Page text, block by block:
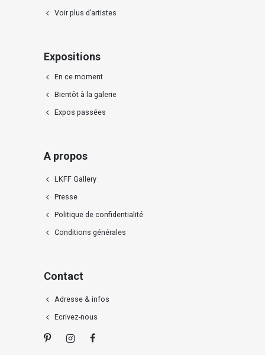
Voir plus d’artistes
Expositions
En ce moment
Bientôt à la galerie
Expos passées
A propos
LKFF Gallery
Presse
Politique de confidentialité
Conditions générales
Contact
Adresse & infos
Ecrivez-nous